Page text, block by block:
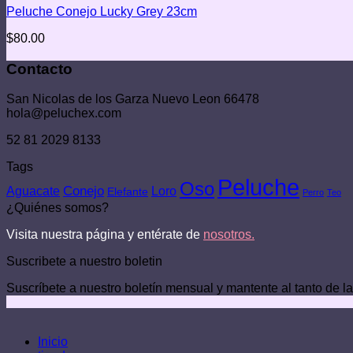
Peluche Conejo Lucky Grey 23cm
$80.00
Contacto
San Nicolas de los Garza Nuevo Leon 66478
hola@peluchex.com
52 81 2029 8133
Tags
Aguacate Conejo Elefante Loro Oso Peluche Perro Teo
¿Quiénes somos?
Visita nuestra página y entérate de nosotros.
Suscribete a nuestro boletin
Suscríbete a nuestro boletín mensual y mantente al tanto de
Inicio